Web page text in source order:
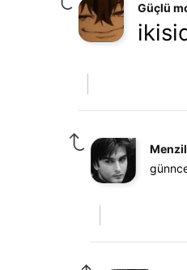
Güçlü
Menzil